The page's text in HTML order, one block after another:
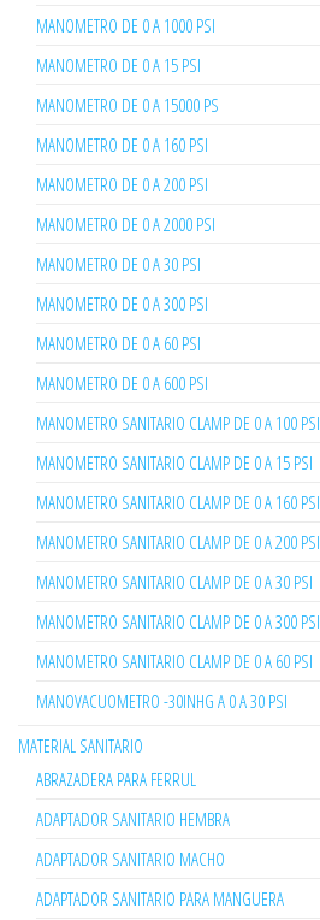
MANOMETRO DE 0 A 1000 PSI
MANOMETRO DE 0 A 15 PSI
MANOMETRO DE 0 A 15000 PS
MANOMETRO DE 0 A 160 PSI
MANOMETRO DE 0 A 200 PSI
MANOMETRO DE 0 A 2000 PSI
MANOMETRO DE 0 A 30 PSI
MANOMETRO DE 0 A 300 PSI
MANOMETRO DE 0 A 60 PSI
MANOMETRO DE 0 A 600 PSI
MANOMETRO SANITARIO CLAMP DE 0 A 100 PSI
MANOMETRO SANITARIO CLAMP DE 0 A 15 PSI
MANOMETRO SANITARIO CLAMP DE 0 A 160 PSI
MANOMETRO SANITARIO CLAMP DE 0 A 200 PSI
MANOMETRO SANITARIO CLAMP DE 0 A 30 PSI
MANOMETRO SANITARIO CLAMP DE 0 A 300 PSI
MANOMETRO SANITARIO CLAMP DE 0 A 60 PSI
MANOVACUOMETRO -30INHG A 0 A 30 PSI
MATERIAL SANITARIO
ABRAZADERA PARA FERRUL
ADAPTADOR SANITARIO HEMBRA
ADAPTADOR SANITARIO MACHO
ADAPTADOR SANITARIO PARA MANGUERA